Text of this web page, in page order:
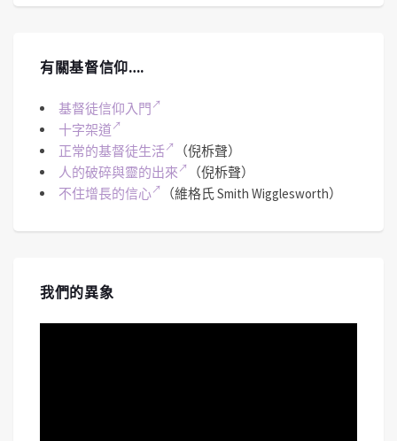
有關基督信仰….
基督徒信仰入門
十字架道
正常的基督徒生活
（倪柝聲）
人的破碎與靈的出來
（倪柝聲）
不住增長的信心
（維格氏 Smith Wigglesworth）
我們的異象